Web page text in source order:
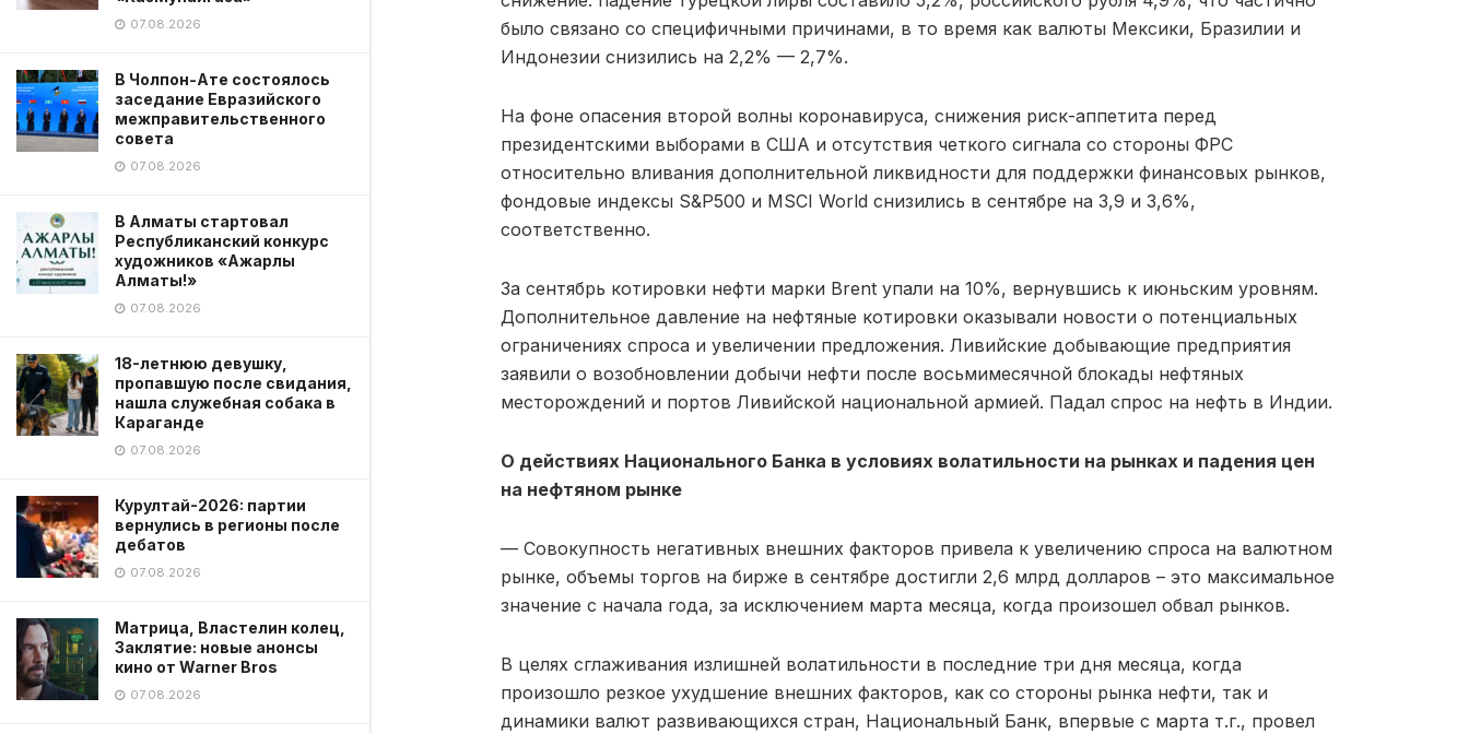
07.08.2026
В Чолпон-Ате состоялось
заседание Евразийского
межправительственного
совета
07.08.2026
В Алматы стартовал
Республиканский конкурс
художников «Ажарлы
Алматы!»
07.08.2026
18-летнюю девушку,
пропавшую после свидания,
нашла служебная собака в
Караганде
07.08.2026
Курултай-2026: партии
вернулись в регионы после
дебатов
07.08.2026
Матрица, Властелин колец,
Заклятие: новые анонсы
кино от Warner Bros
07.08.2026
было связано со специфичными причинами, в то время как валюты Мексики, Бразилии и
Индонезии снизились на 2,2% — 2,7%.
На фоне опасения второй волны коронавируса, снижения риск-аппетита перед
президентскими выборами в США и отсутствия четкого сигнала со стороны ФРС
относительно вливания дополнительной ликвидности для поддержки финансовых рынков,
фондовые индексы S&P500 и MSCI World снизились в сентябре на 3,9 и 3,6%,
соответственно.
За сентябрь котировки нефти марки Brent упали на 10%, вернувшись к июньским уровням.
Дополнительное давление на нефтяные котировки оказывали новости о потенциальных
ограничениях спроса и увеличении предложения. Ливийские добывающие предприятия
заявили о возобновлении добычи нефти после восьмимесячной блокады нефтяных
месторождений и портов Ливийской национальной армией. Падал спрос на нефть в Индии.
О действиях Национального Банка в условиях волатильности на рынках и падения цен
на нефтяном рынке
— Совокупность негативных внешних факторов привела к увеличению спроса на валютном
рынке, объемы торгов на бирже в сентябре достигли 2,6 млрд долларов – это максимальное
значение с начала года, за исключением марта месяца, когда произошел обвал рынков.
В целях сглаживания излишней волатильности в последние три дня месяца, когда
произошло резкое ухудшение внешних факторов, как со стороны рынка нефти, так и
динамики валют развивающихся стран, Национальный Банк, впервые с марта т.г., провел